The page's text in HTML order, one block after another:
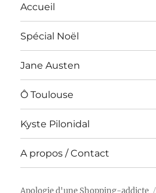
Accueil
Spécial Noël
Jane Austen
Ô Toulouse
Kyste Pilonidal
A propos / Contact